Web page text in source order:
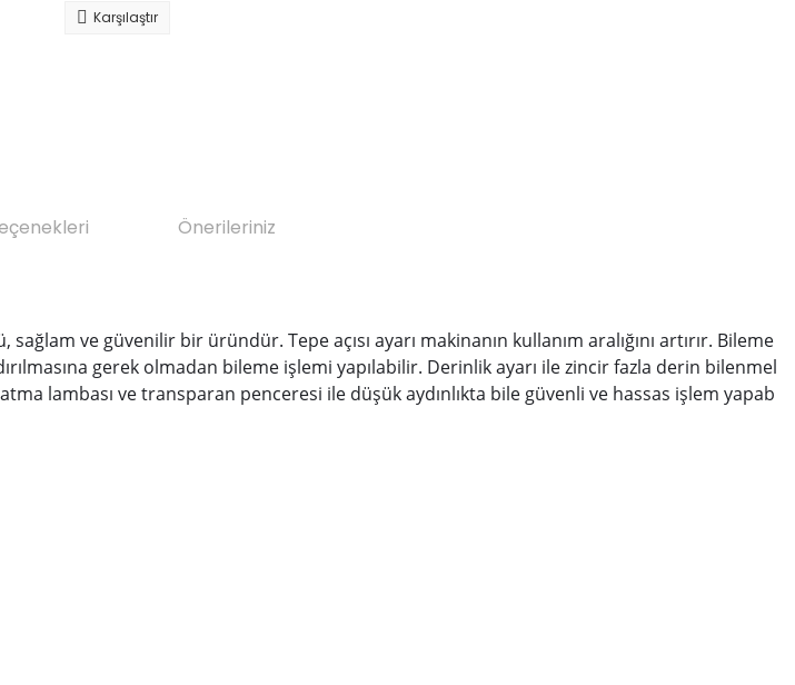
Karşılaştır
Önerileriniz
ve güvenilir bir üründür. Tepe açısı ayarı makinanın kullanım aralığını artırır. Bileme
gerek olmadan bileme işlemi yapılabilir. Derinlik ayarı ile zincir fazla derin bilenmel
lambası ve transparan penceresi ile düşük aydınlıkta bile güvenli ve hassas işlem yapab